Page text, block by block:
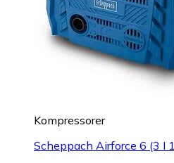
Kompressorer
Scheppach Airforce 6 (3 I